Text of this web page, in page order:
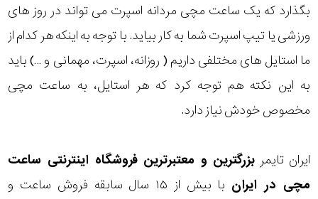
بگذارد که یک ساعت مچی مردانه اسپرت می تواند در روز های
ورزشی یا تیپ اسپرت شما به کار بیاید. با توجه به اینکه هر کدام از
ما استایل های مختلفی داریم ( روزانه، اسپرت، مهمانی و …) باید
به این نکته هم توجه کرد که هر استایل، به ساعت مچی
مخصوص خودش نیاز دارد.
ایران تایمر بزرگترین و معتبرترین فروشگاه اینترنتی ساعت
مچی در ایران
با بیش از ۱۵ سال سابقه فروش ساعت و